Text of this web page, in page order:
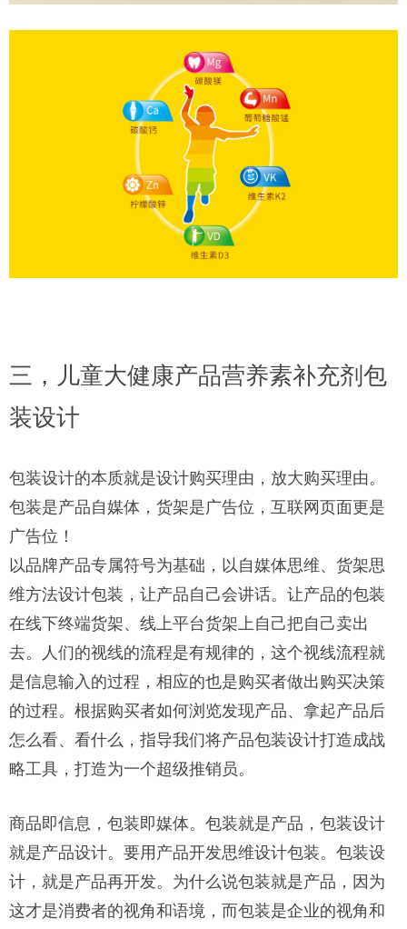
三，儿童大健康产品营养素补充剂包
装设计
包装设计的本质就是设计购买理由，放大购买理由。
包装是产品自媒体，货架是广告位，互联网页面更是
广告位！
以品牌产品专属符号为基础，以自媒体思维、货架思
维方法设计包装，让产品自己会讲话。让产品的包装
在线下终端货架、线上平台货架上自己把自己卖出
去。人们的视线的流程是有规律的，这个视线流程就
是信息输入的过程，相应的也是购买者做出购买决策
的过程。根据购买者如何浏览发现产品、拿起产品后
怎么看、看什么，指导我们将产品包装设计打造成战
略工具，打造为一个超级推销员。
商品即信息，包装即媒体。包装就是产品，包装设计
就是产品设计。要用产品开发思维设计包装。包装设
计，就是产品再开发。为什么说包装就是产品，因为
这才是消费者的视角和语境，而包装是企业的视角和